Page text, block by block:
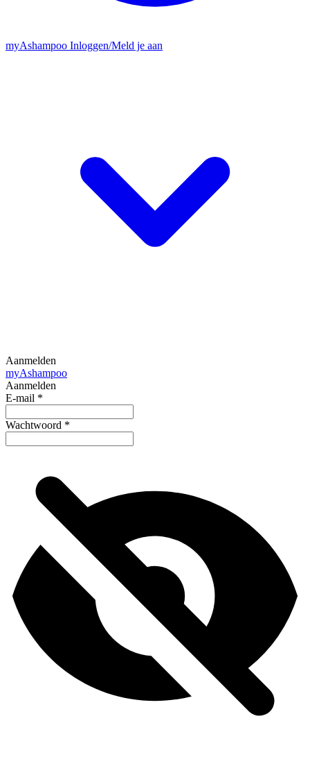
myAshampoo Inloggen/Meld je aan
Aanmelden
myAshampoo
Aanmelden
E-mail *
Wachtwoord *